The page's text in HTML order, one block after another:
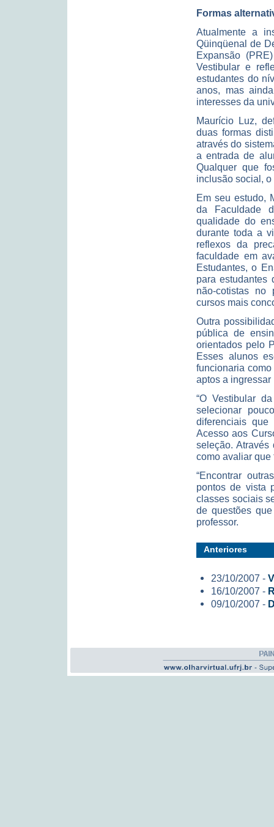
Formas
Atualmente a
Qüinqüenal de
Expansão
Vestibular e
estudantes do
anos, mas
interesses da
Maurício Luz,
duas formas
através do
a entrada de
Qualquer que
inclusão social,
Em seu estudo,
da Faculdade
qualidade do
durante toda a
reflexos da
faculdade em
Estudantes, o
para estudantes
não-cotistas no
cursos mais
Outra
pública de
orientados pelo
Esses alunos
funcionaria
aptos a ingressar
“O Vestibular
selecionar
diferenciais
Acesso aos
seleção.
como avaliar que
“Encontrar
pontos de vista
classes sociais
de questões
professor.
Anteriores
23/10/2007 -
16/10/2007 -
09/10/2007 -